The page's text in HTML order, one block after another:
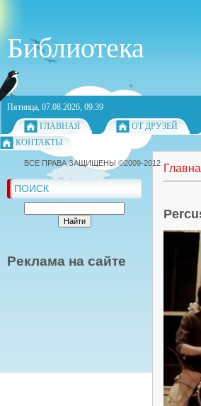
Библиотека
Пятница, 07.08.2026, 09:39
ГЛАВНАЯ
ОТ ДРУЗЕЙ
КОНТАКТЫ
ПОИСК
Реклама на сайте
ВСЕ ПРАВА ЗАЩИЩЕНЫ ©2009-2012